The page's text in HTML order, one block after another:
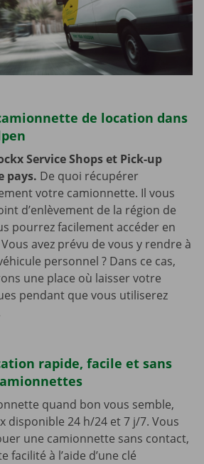
de location dans
Service Shops et Pick-up
pays. De quoi récupérer
votre camionnette. Il vous
d’enlèvement de la région de
pourrez facilement accéder en
avez prévu de vous y rendre à
personnel ? Dans ce cas,
une place où laisser votre
pendant que vous utiliserez
rapide, facile et sans
quand bon vous semble,
disponible 24 h/24 et 7 j/7. Vous
une camionnette sans contact,
facilité à l’aide d’une clé